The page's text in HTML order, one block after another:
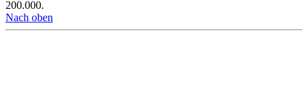
Beiträge:
Registriert:
Geschlecht:männlich